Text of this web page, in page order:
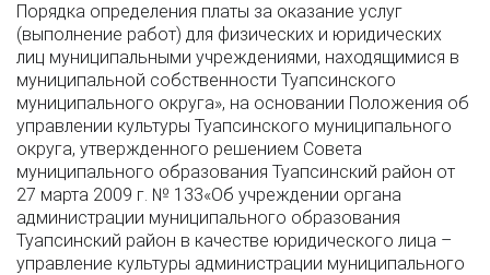
Порядка определения платы за оказание услуг
(выполнение работ) для физических и юридических
лиц муниципальными учреждениями, находящимися в
муниципальной собственности Туапсинского
муниципального округа», на основании Положения об
управлении культуры Туапсинского муниципального
округа, утвержденного решением Совета
муниципального образования Туапсинский район от
27 марта 2009 г. № 133«Об учреждении органа
администрации муниципального образования
Туапсинский район в качестве юридического лица –
управление культуры администрации муниципального